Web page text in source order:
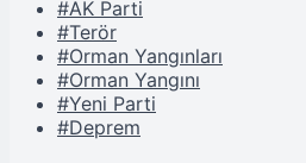
#AK Parti
#Terör
#Orman Yangınları
#Orman Yangını
#Yeni Parti
#Deprem